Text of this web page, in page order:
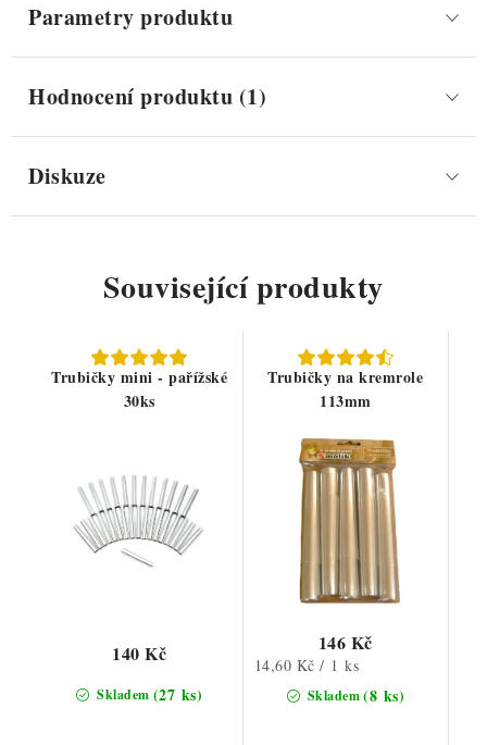
Parametry produktu
Hodnocení produktu (1)
Diskuze
Související produkty
Trubičky mini - pařížské
30ks
Skladem (27 ks)
140 Kč
Trubičky na kremrole
113mm
Skladem(8 ks)
146 Kč
Měrná
14,60 Kč / 1 ks